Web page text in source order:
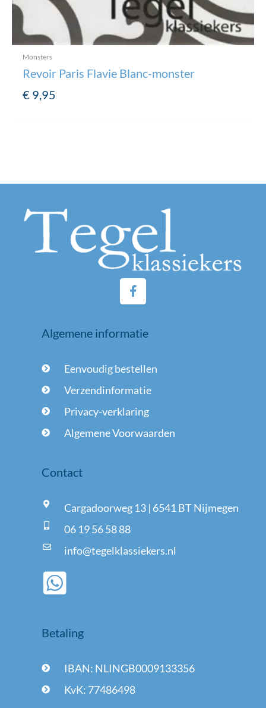
Monsters
Revoir Paris Flavie Blanc-monster
€ 9,95
F
a
b
k
f
Algemene informatie
Eenvoudig bestellen
Verzendinformatie
Privacy-verklaring
Algemene Voorwaarden
Contact
Cargadoorweg 13 | 6541 BT Nijmegen
06 19 56 58 88
info@tegelklassiekers.nl
Betaling
IBAN: NLINGB0009133356
KvK: 77486498